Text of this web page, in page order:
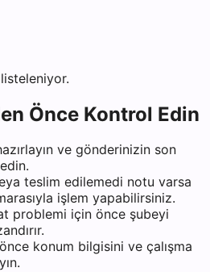
Önce Kontrol Edin
ve gönderinizin son
teslim edilemedi notu varsa
işlem yapabilirsiniz.
problemi için önce şubeyi
konum bilgisini ve çalışma